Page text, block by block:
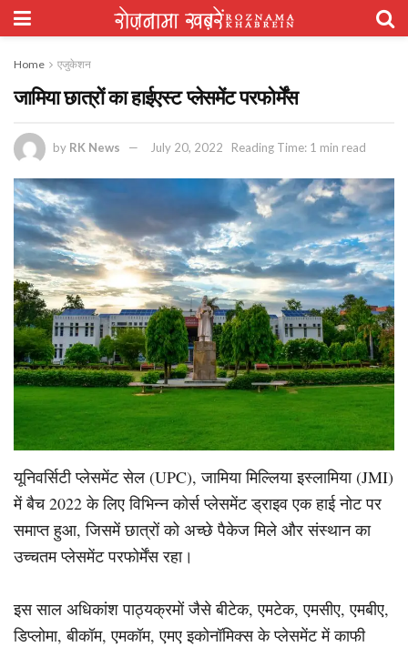
Home एजुकेशन
जामिया छात्रों का हाईएस्ट प्लेसमेंट परफोर्मेंस
by RK News July 20, 2022 Reading Time: 1 min read
यूनिवर्सिटी प्लेसमेंट सेल (UPC), जामिया मिल्लिया इस्लामिया (JMI)
में बैच 2022 के लिए विभिन्न कोर्स प्लेसमेंट ड्राइव एक हाई नोट पर
समाप्त हुआ, जिसमें छात्रों को अच्छे पैकेज मिले और संस्थान का
उच्चतम प्लेसमेंट परफोर्मेंस रहा।
इस साल अधिकांश पाठ्यक्रमों जैसे बीटेक, एमटेक, एमसीए, एमबीए,
डिप्लोमा, बीकॉम, एमकॉम, एमए इकोनॉमिक्स के प्लेसमेंट में काफी